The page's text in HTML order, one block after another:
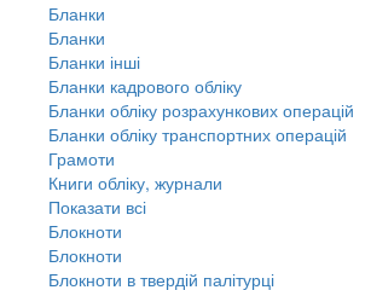
Бланки
Бланки
Бланки інші
Бланки кадрового обліку
Бланки обліку розрахункових операцій
Бланки обліку транспортних операцій
Грамоти
Книги обліку, журнали
Показати всі
Блокноти
Блокноти
Блокноти в твердій палітурці